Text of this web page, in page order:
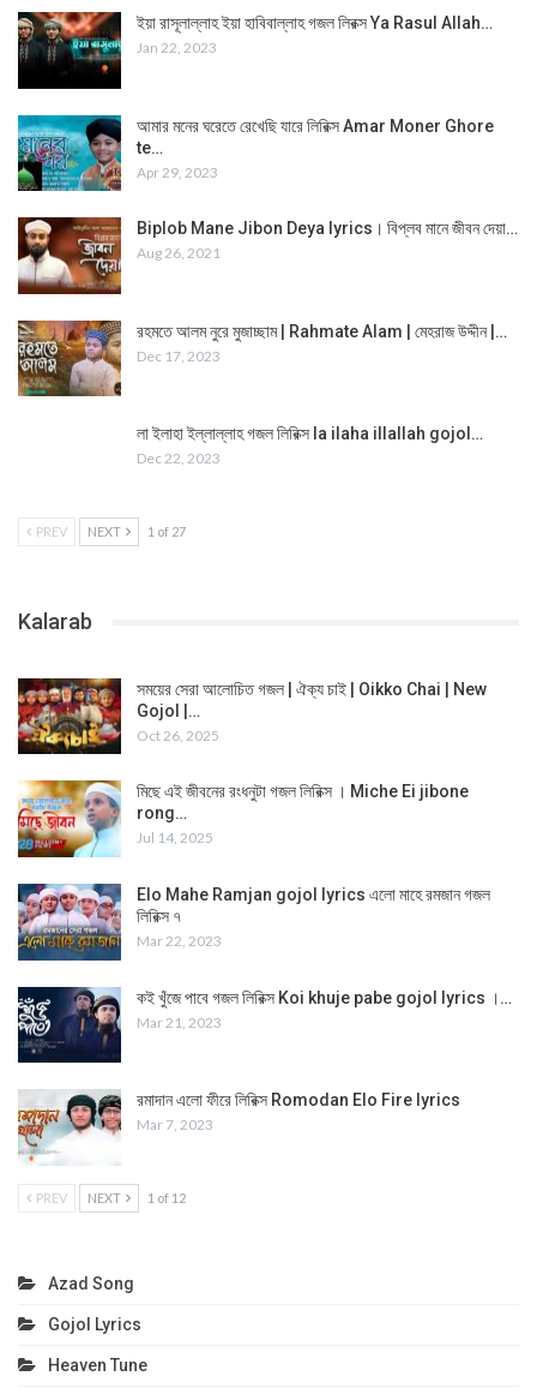
ইয়া রাসূলাল্লাহ ইয়া হাবিবাল্লাহ গজল লিরক্স Ya Rasul Allah…
Jan 22, 2023
আমার মনের ঘরেতে রেখেছি যারে লিরিক্স Amar Moner Ghore
te…
Apr 29, 2023
Biplob Mane Jibon Deya lyrics। বিপ্লব মানে জীবন দেয়া…
Aug 26, 2021
রহমতে আলম নুরে মুজাচ্ছাম | Rahmate Alam | মেহরাজ উদ্দীন |…
Dec 17, 2023
লা ইলাহা ইল্লাল্লাহ গজল লিরিক্স la ilaha illallah gojol…
Dec 22, 2023
PREV NEXT 1 of 27
Kalarab
সময়ের সেরা আলোচিত গজল | ঐক্য চাই | Oikko Chai | New
Gojol |…
Oct 26, 2025
মিছে এই জীবনের রংধনুটা গজল লিরিক্স । Miche Ei jibone
rong…
Jul 14, 2025
Elo Mahe Ramjan gojol lyrics এলো মাহে রমজান গজল
লিরিক্স ৭
Mar 22, 2023
কই খুঁজে পাবে গজল লিরিক্স Koi khuje pabe gojol lyrics ।…
Mar 21, 2023
রমাদান এলো ফীরে লিরিক্স Romodan Elo Fire lyrics
Mar 7, 2023
PREV NEXT 1 of 12
Azad Song
Gojol Lyrics
Heaven Tune